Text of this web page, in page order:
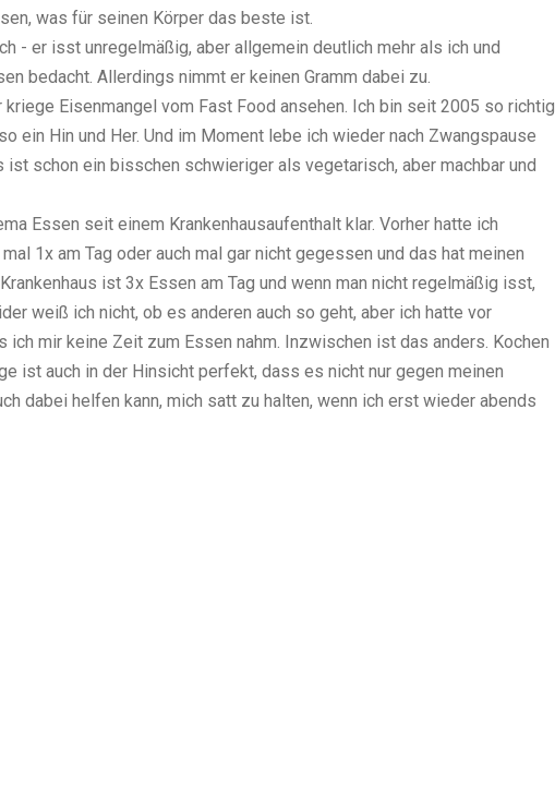
was für seinen Körper das beste ist.
- er isst unregelmäßig, aber allgemein deutlich mehr als ich und
bedacht. Allerdings nimmt er keinen Gramm dabei zu.
Eisenmangel vom Fast Food ansehen. Ich bin seit 2005 so richtig
ein Hin und Her. Und im Moment lebe ich wieder nach Zwangspause
schon ein bisschen schwieriger als vegetarisch, aber machbar und
Essen seit einem Krankenhausaufenthalt klar. Vorher hatte ich
1x am Tag oder auch mal gar nicht gegessen und das hat meinen
ist 3x Essen am Tag und wenn man nicht regelmäßig isst,
weiß ich nicht, ob es anderen auch so geht, aber ich hatte vor
ich mir keine Zeit zum Essen nahm. Inzwischen ist das anders. Kochen
ist auch in der Hinsicht perfekt, dass es nicht nur gegen meinen
dabei helfen kann, mich satt zu halten, wenn ich erst wieder abends